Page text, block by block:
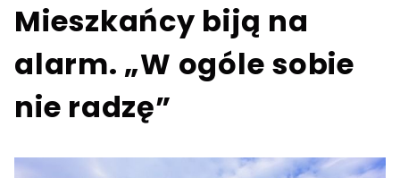
Mieszkańcy biją na
alarm. „W ogóle sobie
nie radzę”